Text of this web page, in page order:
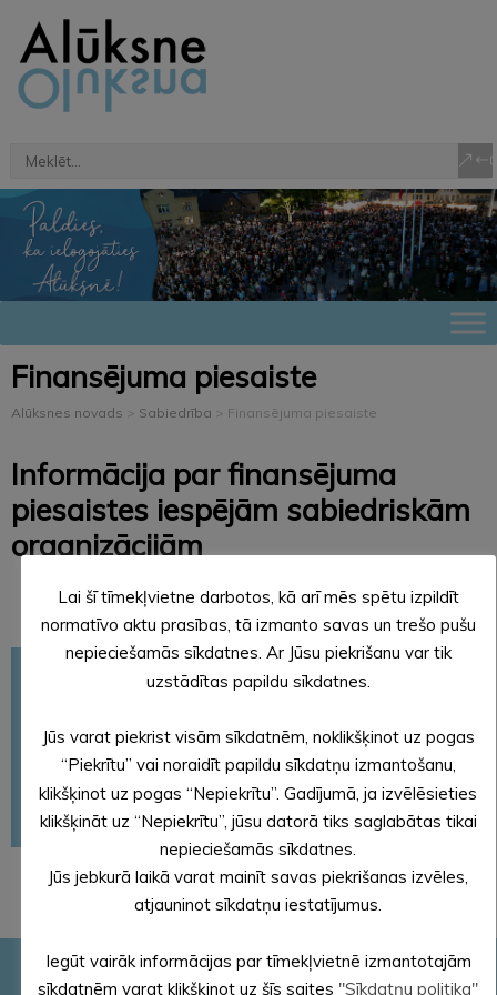
Finansējuma piesaiste
Alūksnes novads > Sabiedrība > Finansējuma piesaiste
Informācija par finansējuma
piesaistes iespējām sabiedriskām
organizācijām
Sabiedrības līdzdalība
Veselības aprūpe
Jauniešiem
Pašvaldības rekvizīti
Lai šī tīmekļvietne darbotos, kā arī mēs spētu izpildīt
normatīvo aktu prasības, tā izmanto savas un trešo pušu
nepieciešamās sīkdatnes. Ar Jūsu piekrišanu var tik
uzstādītas papildu sīkdatnes.
Jūs varat piekrist visām sīkdatnēm, noklikšķinot uz pogas
“Piekrītu” vai noraidīt papildu sīkdatņu izmantošanu,
klikšķinot uz pogas “Nepiekrītu”. Gadījumā, ja izvēlēsieties
klikšķināt uz “Nepiekrītu”, jūsu datorā tiks saglabātas tikai
nepieciešamās sīkdatnes.
Jūs jebkurā laikā varat mainīt savas piekrišanas izvēles,
atjauninot sīkdatņu iestatījumus.
Iegūt vairāk informācijas par tīmekļvietnē izmantotajām
sīkdatnēm varat klikšķinot uz šīs saites "Sīkdatņu politika"